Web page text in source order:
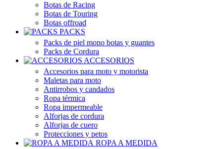
Botas de Racing
Botas de Touring
Botas offroad
PACKS
Packs de piel mono botas y guantes
Packs de Cordura
ACCESORIOS
Accesorios para moto y motorista
Maletas para moto
Antirrobos y candados
Ropa térmica
Ropa impermeable
Alforjas de cordura
Alforjas de cuero
Protecciones y petos
ROPA A MEDIDA